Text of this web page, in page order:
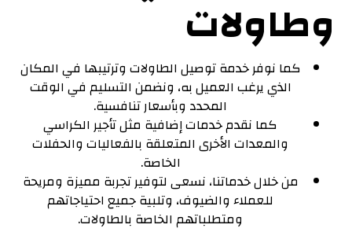
وطاولات
كما نوفر خدمة توصيل الطاولات وترتيبها في المكان
الذي يرغب العميل به، ونضمن التسليم في الوقت
المحدد وبأسعار تنافسية.
كما نقدم خدمات إضافية مثل تأجير الكراسي
والمعدات الأخرى المتعلقة بالفعاليات والحفلات
الخاصة.
من خلال خدماتنا، نسعى لتوفير تجربة مميزة ومريحة
للعملاء والضيوف، وتلبية جميع احتياجاتهم
ومتطلباتهم الخاصة بالطاولات.